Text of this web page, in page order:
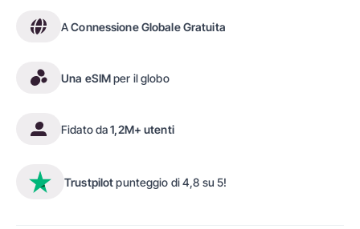
AConnessione Globale Gratuita
Una eSIMper il globo
Fidato da1,2M+ utenti
Trustpilotpunteggio di 4,8 su 5!